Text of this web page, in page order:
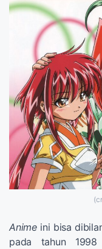
Animeini bisa
pada tahun